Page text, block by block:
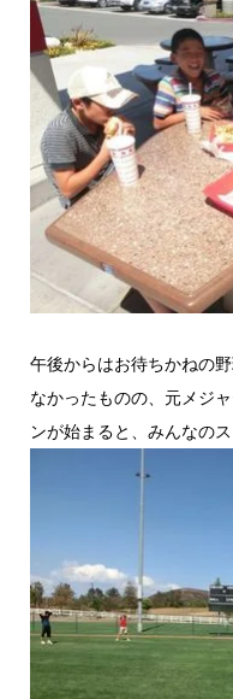
午後からはお待ちかねの
なかったものの、元メジ
ンが始まると、みんなの